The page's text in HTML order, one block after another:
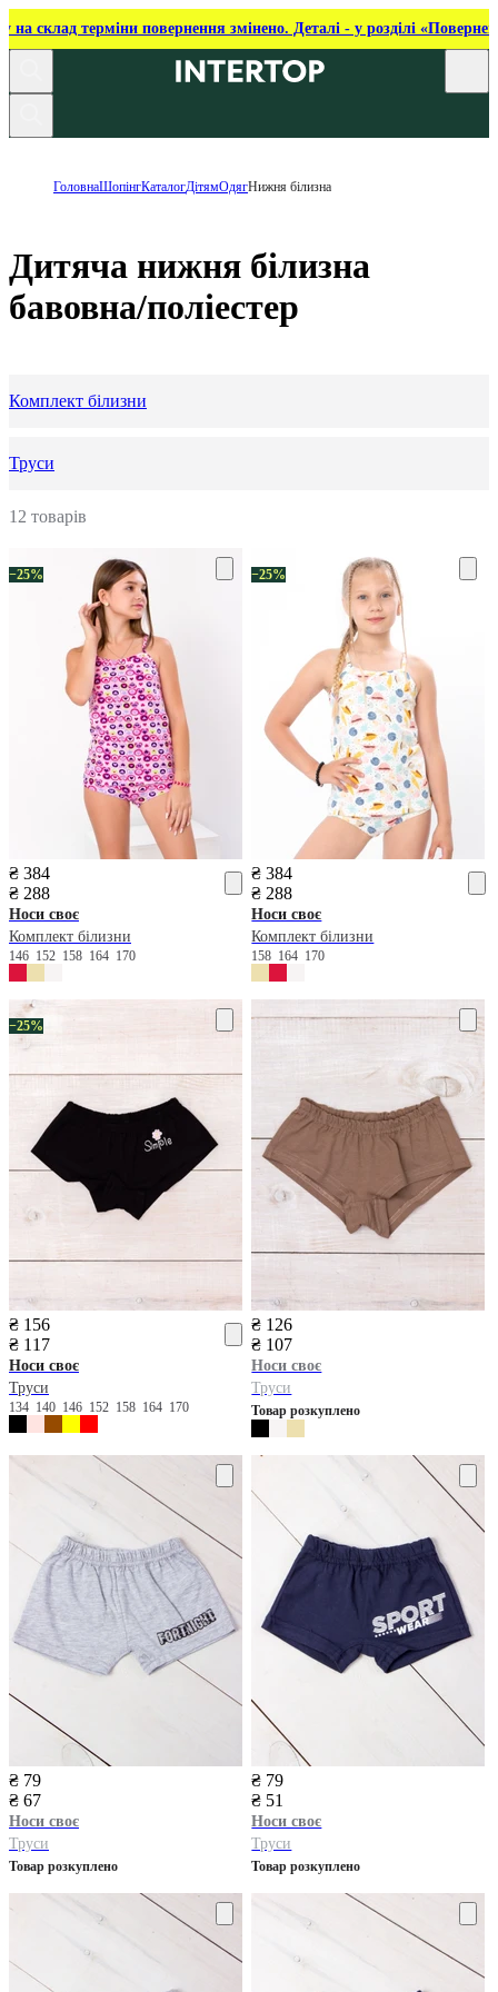
на склад терміни повернення змінено. Деталі - у розділі
ГоловнаШопінгКаталогДітямОдягНижня білизна
Дитяча нижня білизна
бавовна/поліестер
Комплект білизни
Труси
12 товарів
−25%
₴ 384
₴ 288
Носи своє
Комплект білизни
146 152 158 164 170
−25%
₴ 384
₴ 288
Носи своє
Комплект білизни
158 164 170
−25%
₴ 156
₴ 117
Носи своє
Труси
134 140 146 152 158 164 170
₴ 126
₴ 107
Носи своє
Труси
Товар розкуплено
₴ 79
₴ 67
Носи своє
Труси
Товар розкуплено
₴ 79
₴ 51
Носи своє
Труси
Товар розкуплено